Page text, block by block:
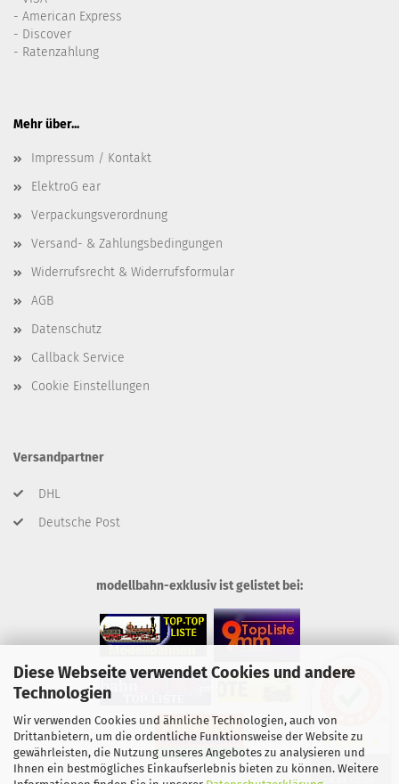
Diese Webseite verwendet Cookies und andere
Technologien
Wir verwenden Cookies und ähnliche Technologien, auch von
Drittanbietern, um die ordentliche Funktionsweise der Website zu
gewährleisten, die Nutzung unseres Angebotes zu analysieren und
Ihnen ein bestmögliches Einkaufserlebnis bieten zu können. Weitere
- American Express
- Discover
- Ratenzahlung
Mehr über...
Impressum / Kontakt
ElektroG ear
Verpackungsverordnung
Versand- & Zahlungsbedingungen
Widerrufsrecht & Widerrufsformular
AGB
Datenschutz
Callback Service
Cookie Einstellungen
Versandpartner
DHL
Deutsche Post
modellbahn-exklusiv ist gelistet bei:
SEHR GUT